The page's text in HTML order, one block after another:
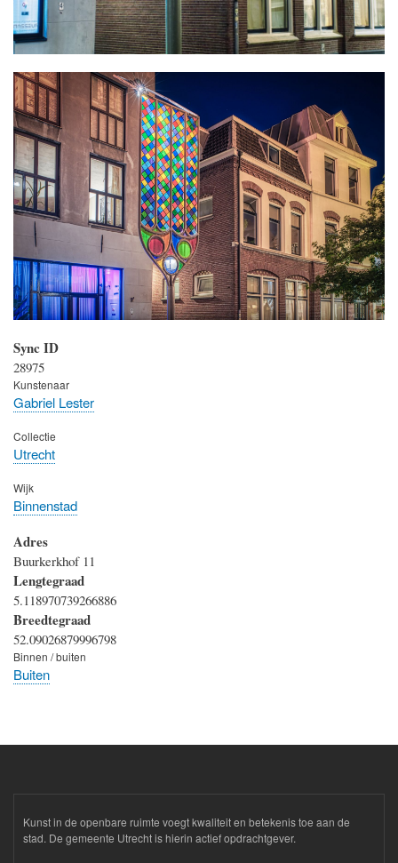
Sync ID
28975
Kunstenaar
Gabriel Lester
Collectie
Utrecht
Wijk
Binnenstad
Adres
Buurkerkhof 11
Lengtegraad
5.118970739266886
Breedtegraad
52.09026879996798
Binnen / buiten
Buiten
Kunst in de openbare ruimte voegt kwaliteit en betekenis toe aan de
stad. De gemeente Utrecht is hierin actief opdrachtgever.